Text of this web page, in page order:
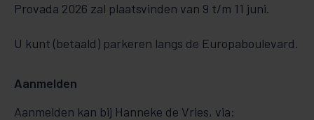
Provada 2026 zal plaatsvinden van 9 t/m 11 juni.
U kunt (betaald) parkeren langs de Europaboulevard.
Aanmelden
Aanmelden kan bij Hanneke de Vries, via: